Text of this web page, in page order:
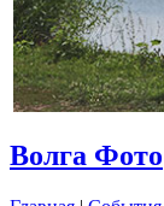
Волга Фото